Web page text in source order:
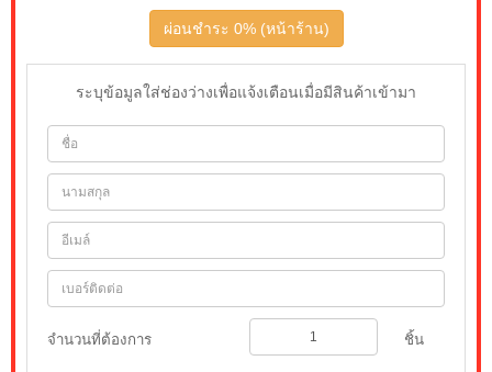
ผ่อนชำระ 0% (หน้าร้าน)
ระบุข้อมูลใส่ช่องว่างเพื่อแจ้งเตือนเมื่อมีสินค้าเข้ามา
จำนวนที่ต้องการ ชิ้น